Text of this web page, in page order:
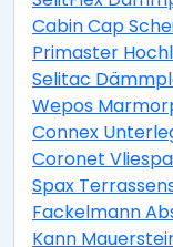
Cabin Cap
Primaster
Selitac
Wepos
Connex
Coronet
Spax
Fackelmann
Kann